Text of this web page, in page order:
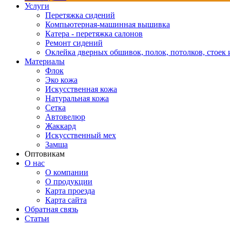
Услуги
Перетяжка сидений
Компьютерная-машинная вышивка
Катера - перетяжка салонов
Ремонт сидений
Оклейка дверных обшивок, полок, потолков, стоек
Материалы
Флок
Эко кожа
Искусственная кожа
Натуральная кожа
Сетка
Автовелюр
Жаккард
Искусственный мех
Замша
Оптовикам
О нас
О компании
О продукции
Карта проезда
Карта сайта
Обратная связь
Статьи